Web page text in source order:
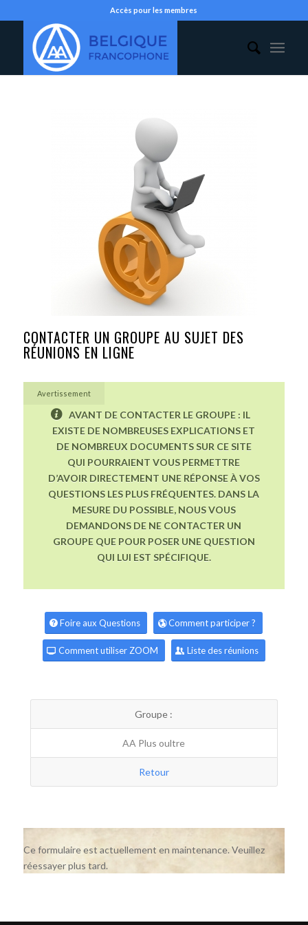
Accès pour les membres
CONTACTER UN GROUPE AU SUJET DES
RÉUNIONS EN LIGNE
Avertissement
AVANT DE CONTACTER LE GROUPE : IL
EXISTE DE NOMBREUSES EXPLICATIONS ET
DE NOMBREUX DOCUMENTS SUR CE SITE
QUI POURRAIENT VOUS PERMETTRE
D’AVOIR DIRECTEMENT UNE RÉPONSE À VOS
QUESTIONS LES PLUS FRÉQUENTES. DANS LA
MESURE DU POSSIBLE, NOUS VOUS
DEMANDONS DE NE CONTACTER UN
GROUPE QUE POUR POSER UNE QUESTION
QUI LUI EST SPÉCIFIQUE.
Foire aux Questions Comment participer ?
Comment utiliser ZOOM Liste des réunions
Groupe :
AA Plus oultre
Retour
Ce formulaire est actuellement en maintenance. Veuillez
réessayer plus tard.